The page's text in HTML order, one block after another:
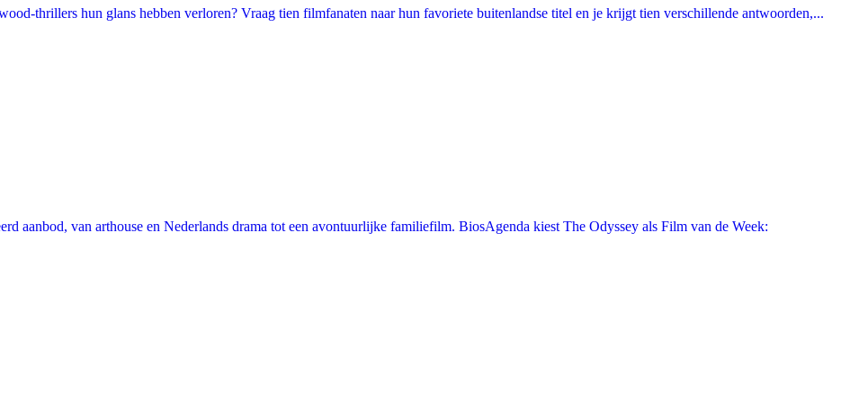
thrillers hun glans hebben verloren? Vraag tien filmfanaten naar hun favoriete buitenlandse titel en je krijgt tien verschillende antwoorden,...
aanbod, van arthouse en Nederlands drama tot een avontuurlijke familiefilm. BiosAgenda kiest The Odyssey als Film van de Week: